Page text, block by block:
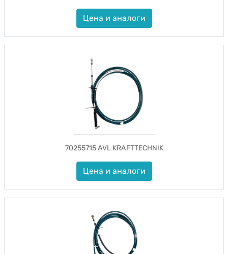
Цена и аналоги
70255715 AVL KRAFTTECHNIK
Цена и аналоги